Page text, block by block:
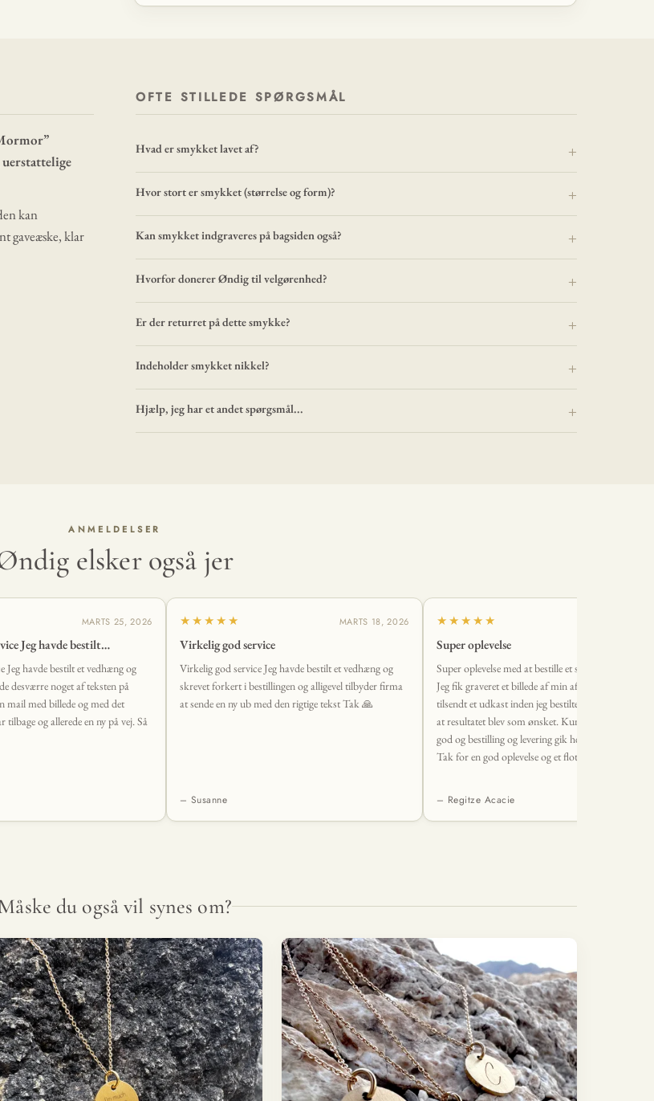
kan
gaveæske, klar
OFTE STILLEDE SPØRGSMÅL
Hvad er smykket lavet af?
Hvor stort er smykket (størrelse og form)?
Kan smykket indgraveres på bagsiden også?
Hvorfor donerer Øndig til velgørenhed?
Er der returret på dette smykke?
Indeholder smykket nikkel?
Hjælp, jeg har et andet spørgsmål...
ANMELDELSER
elsker også jer
MARTS 25, 2026
Jeg havde bestilt…
Jeg havde bestilt et vedhæng og
desværre noget af teksten på
mail med billede og med det
tilbage og allerede en ny på vej. Så
★★★★★ MARTS 18, 2026
Virkelig god service
Virkelig god service Jeg havde bestilt et vedhæng og
skrevet forkert i bestillingen og alligevel tilbyder firma
at sende en ny ub med den rigtige tekst Tak 🙏
– Susanne
★★★★★
Super oplevelse
Super oplevelse med at bestille et smykke fra Øndig.
Jeg fik graveret et billede af min afdøde hund, og fik
tilsendt et udkast inden jeg bestilte, så jeg var sikker
at resultatet blev som ønsket. Kundeservice var
god og bestilling og levering gik helt uden
Tak for en god oplevelse og et flot smykke <3
– Regitze Acacie
du også vil synes om?